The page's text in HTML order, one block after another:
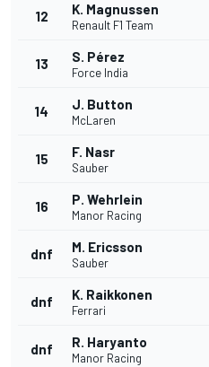
12 K. Magnussen
Renault F1 Team
13 S. Pérez
Force India
14 J. Button
McLaren
15 F. Nasr
Sauber
16 P. Wehrlein
Manor Racing
dnf M. Ericsson
Sauber
dnf K. Raikkonen
Ferrari
dnf R. Haryanto
Manor Racing